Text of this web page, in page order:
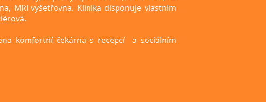
MRI vyšetřovna. Klinika disponuje vlastním
komfortní čekárna s recepcí a sociálním